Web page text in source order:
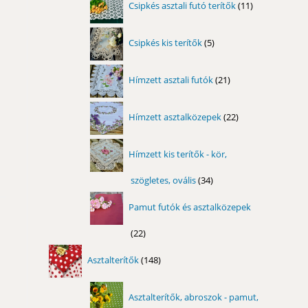
Csipkés asztali futó terítők 11
termék
Csipkés kis terítők 5
termék
Hímzett asztali futók 21
termék
Hímzett asztalközepek 22
termék
Hímzett kis terítők - kör,
szögletes, ovális 3434
Pamut futók és asztalközepek
2222
Asztalterítők 148
termék
Asztalterítők, abroszok - pamut,